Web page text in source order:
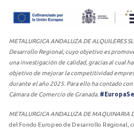
METALURGICA ANDALUZA DE
Desarrollo Regional, cuyo objetivo es
una investigación de calidad, gracias al cual
objetivo de mejorar la competitividad
durante el año 2025. Para ello ha contado
Cámara de Comercio de Granada.
METALURGICA ANDALUZA DE MAQUINARIA
del Fondo Europeo de Desarrollo Regional,